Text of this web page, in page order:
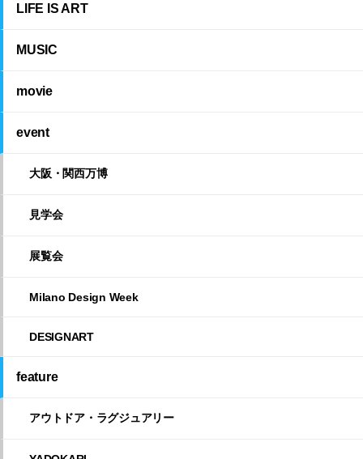
LIFE IS ART
MUSIC
movie
event
大阪・関西万博
見学会
展覧会
Milano Design Week
DESIGNART
feature
アウトドア・ラグジュアリー